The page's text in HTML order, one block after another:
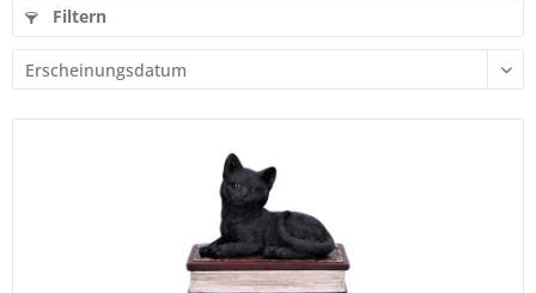
Filtern